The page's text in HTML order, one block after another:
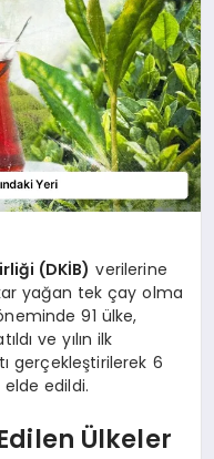
(DKİB) verilerine
yağan tek çay olma
91 ülke,
ve yılın ilk
gerçekleştirilerek 6
edildi.
Ülkeler